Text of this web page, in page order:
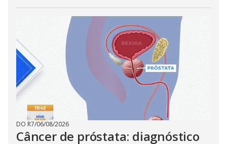
DO R7/06/08/2026
Câncer de próstata: diagnóstico